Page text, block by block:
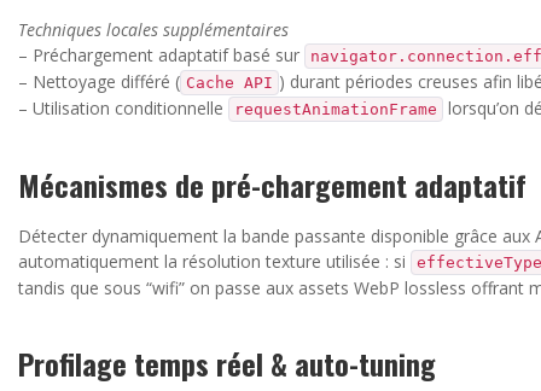
Techniques locales supplémentaires
– Préchargement adaptatif basé sur
– Nettoyage différé ( Cache API ) durant périodes creuses afin
– Utilisation conditionnelle
requestAnimationFrame lorsqu’on
Mécanismes de pré-chargement adaptatif
Détecter dynamiquement la bande passante disponible grâce
automatiquement la résolution texture utilisée : si
effectiveType
tandis que sous “wifi” on passe aux assets WebP lossless offrant
Profilage temps réel & auto-tuning